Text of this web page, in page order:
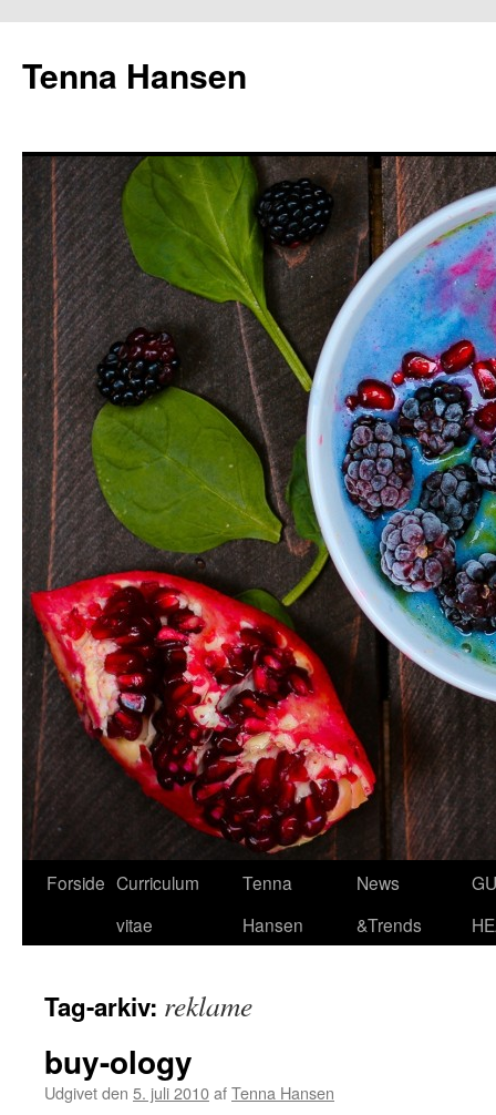
Tenna Hansen
Hop
Forside Curriculum
vitae
Tenna
Hansen
News
&Trends
Tag-arkiv: reklame
buy-ology
Udgivet den 5. juli 2010afTenna Hansen